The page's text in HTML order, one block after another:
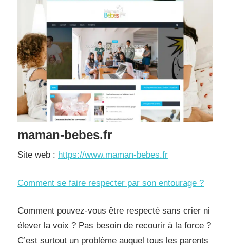
maman-bebes.fr
Site web : https://www.maman-bebes.fr
Comment se faire respecter par son entourage ?
Comment pouvez-vous être respecté sans crier ni
élever la voix ? Pas besoin de recourir à la force ?
C’est surtout un problème auquel tous les parents